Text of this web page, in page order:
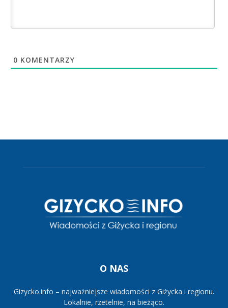
0 KOMENTARZY
O NAS
Gizycko.info – najważniejsze wiadomości z Giżycka i regionu.
Lokalnie, rzetelnie, na bieżąco.